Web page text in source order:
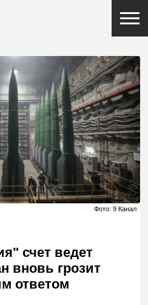
Фото: 9 Канал
счет ведет
вновь грозит
ответом